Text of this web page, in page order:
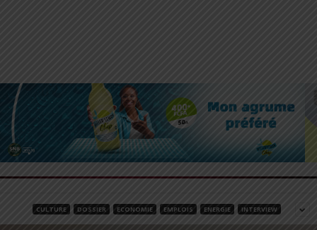
CULTURE DOSSIER ECONOMIE EMPLOIS ENERGIE INTERVIEW